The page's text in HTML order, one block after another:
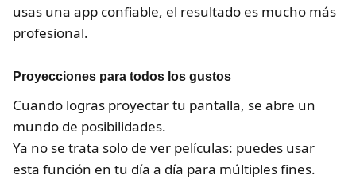
usas una app confiable, el resultado es mucho más
profesional.
Proyecciones para todos los gustos
Cuando logras proyectar tu pantalla, se abre un
mundo de posibilidades.
Ya no se trata solo de ver películas: puedes usar
esta función en tu día a día para múltiples fines.